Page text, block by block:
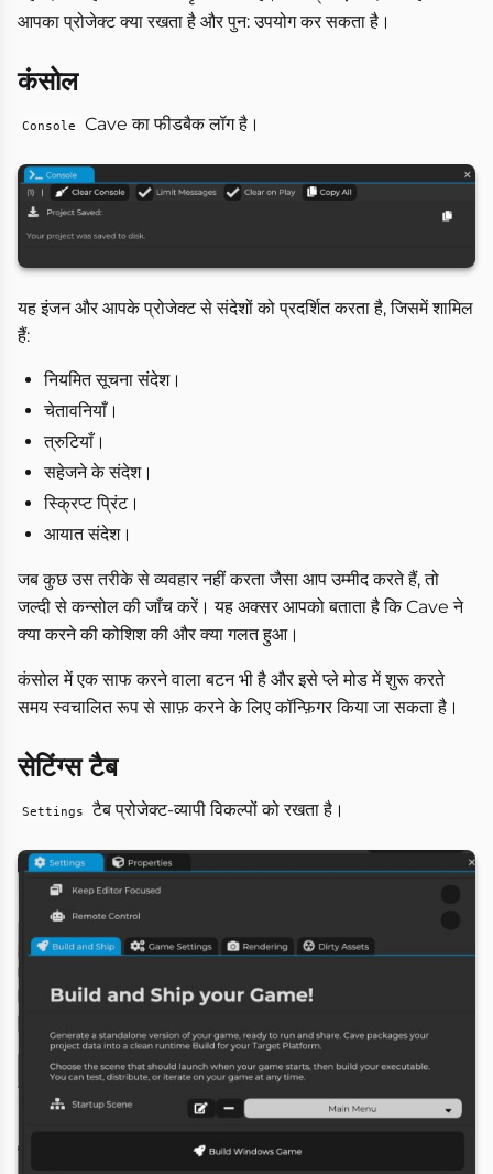
आपका प्रोजेक्ट क्या रखता है और पुन: उपयोग कर सकता है।
कंसोल
Console Cave का फीडबैक लॉग है।
यह इंजन और आपके प्रोजेक्ट से संदेशों को प्रदर्शित करता है, जिसमें शामिल
हैं:
नियमित सूचना संदेश।
चेतावनियाँ।
त्रुटियाँ।
सहेजने के संदेश।
स्क्रिप्ट प्रिंट।
आयात संदेश।
जब कुछ उस तरीके से व्यवहार नहीं करता जैसा आप उम्मीद करते हैं, तो
जल्दी से कन्सोल की जाँच करें। यह अक्सर आपको बताता है कि Cave ने
क्या करने की कोशिश की और क्या गलत हुआ।
कंसोल में एक साफ करने वाला बटन भी है और इसे प्ले मोड में शुरू करते
समय स्वचालित रूप से साफ़ करने के लिए कॉन्फ़िगर किया जा सकता है।
सेटिंग्स टैब
Settings टैब प्रोजेक्ट-व्यापी विकल्पों को रखता है।